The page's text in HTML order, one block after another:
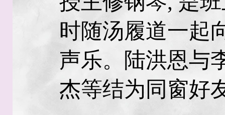
时随汤履道一起
声乐。陆洪恩与
杰等结为同窗好